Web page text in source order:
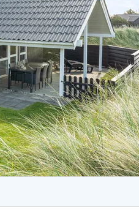
Sommerhuse i Søndervig
Strand
Klit
Sande
os